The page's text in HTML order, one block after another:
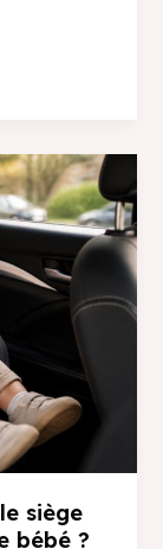
siège
bébé ?